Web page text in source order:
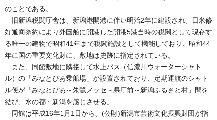
のことである。
旧新潟税関庁舎は、新潟港開港に伴い明治2年に建設され、日米修
好通商条約により外国船に開港した開港5港当時の税関として現存す
る唯一の建物で昭和41年まで税関施設として機能しており、昭和44
年に国の重要文化財に、敷地は史跡に指定されている。
また、同館敷地に隣接して水上バス（信濃川ウォーターシャト
ル）の「みなとぴあ乗船場」が設置されており、定期運航のシャト
ル便が「みなとぴあ～朱鷺メッセ～県庁前～新潟ふるさと村」間を
結び、水の都・新潟を感じさせる。
同館は平成16年1月1日から、(公財)新潟市芸術文化振興財団が指